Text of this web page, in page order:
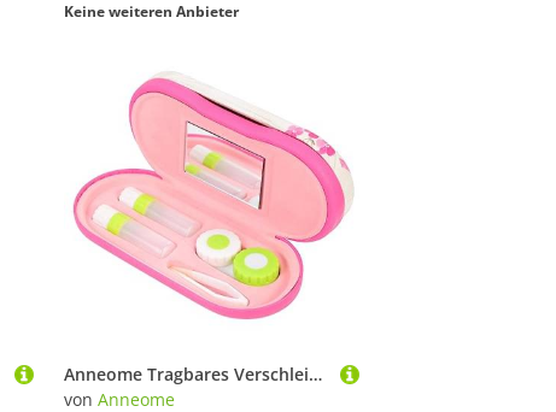
Keine weiteren Anbieter
Anneome Tragbares Verschleißfestes Kontaktlinsenetui mit Doppeltem Design und Spiegel Auslaufsicherer Brillenetui für Reisen und Outdoor Praktischer Kontaktlinsenhalter für Familie und
von Anneome